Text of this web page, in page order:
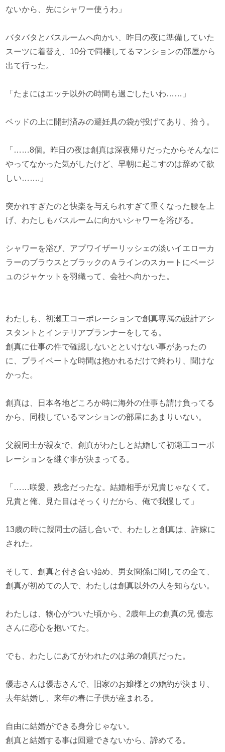
ないから、先にシャワー使うわ」
バタバタとバスルームへ向かい、昨日の夜に準備していた
スーツに着替え、10分で同棲してるマンションの部屋から
出て行った。
「たまにはエッチ以外の時間も過ごしたいわ……」
ベッドの上に開封済みの避妊具の袋が投げてあり、拾う。
「……8個。昨日の夜は創真は深夜帰りだったからそんなに
やってなかった気がしたけど、早朝に起こすのは辞めて欲
しい…….」
突かれすぎたのと快楽を与えられすぎて重くなった腰を上
げ、わたしもバスルームに向かいシャワーを浴びる。
シャワーを浴び、アプワイザーリッシェの淡いイエローカ
ラーのブラウスとブラックのＡラインのスカートにベージ
ュのジャケットを羽織って、会社へ向かった。
わたしも、初瀬工コーポレーションで創真専属の設計アシ
スタントとインテリアプランナーをしてる。
創真に仕事の件で確認しないとといけない事があったの
に、プライベートな時間は抱かれるだけで終わり、聞けな
かった。
創真は、日本各地どころか時に海外の仕事も請け負ってる
から、同棲しているマンションの部屋にあまりいない。
父親同士が親友で、創真がわたしと結婚して初瀬工コーポ
レーションを継ぐ事が決まってる。
「……咲愛、残念だったな。結婚相手が兄貴じゃなくて。
兄貴と俺、見た目はそっくりだから、俺で我慢して」
13歳の時に親同士の話し合いで、わたしと創真は、許嫁に
された。
そして、創真と付き合い始め、男女関係に関しての全て、
創真が初めての人で、わたしは創真以外の人を知らない。
わたしは、物心がついた頃から、2歳年上の創真の兄 優志
さんに恋心を抱いてた。
でも、わたしにあてがわれたのは弟の創真だった。
優志さんは優志さんで、旧家のお嬢様との婚約が決まり、
去年結婚し、来年の春に子供が産まれる。
自由に結婚ができる身分じゃない。
創真と結婚する事は回避できないから、諦めてる。